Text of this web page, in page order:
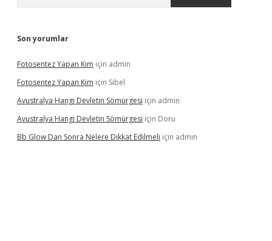
Son yorumlar
Fotosentez Yapan Kim için admin
Fotosentez Yapan Kim için Sibel
Avustralya Hangi Devletin Sömürgesi için admin
Avustralya Hangi Devletin Sömürgesi için Doru
Bb Glow Dan Sonra Nelere Dikkat Edilmeli için admin